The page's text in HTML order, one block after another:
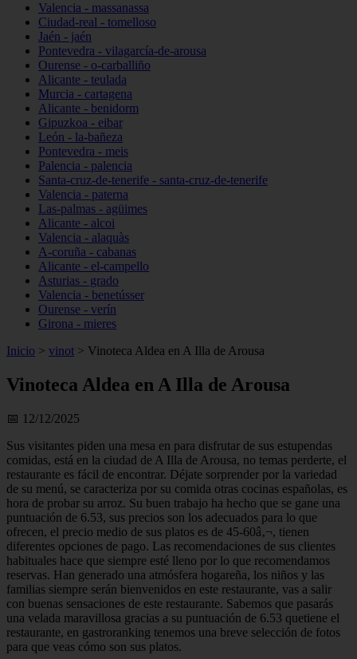
Valencia - massanassa
Ciudad-real - tomelloso
Jaén - jaén
Pontevedra - vilagarcía-de-arousa
Ourense - o-carballiño
Alicante - teulada
Murcia - cartagena
Alicante - benidorm
Gipuzkoa - eibar
León - la-bañeza
Pontevedra - meis
Palencia - palencia
Santa-cruz-de-tenerife - santa-cruz-de-tenerife
Valencia - paterna
Las-palmas - agüimes
Alicante - alcoi
Valencia - alaquàs
A-coruña - cabanas
Alicante - el-campello
Asturias - grado
Valencia - benetússer
Ourense - verín
Girona - mieres
Inicio > vinot > Vinoteca Aldea en A Illa de Arousa
Vinoteca Aldea en A Illa de Arousa
📅 12/12/2025
Sus visitantes piden una mesa en para disfrutar de sus estupendas
comidas, está en la ciudad de A Illa de Arousa, no temas perderte, el
restaurante es fácil de encontrar. Déjate sorprender por la variedad
de su menú, se caracteriza por su comida otras cocinas españolas, es
hora de probar su arroz. Su buen trabajo ha hecho que se gane una
puntuación de 6.53, sus precios son los adecuados para lo que
ofrecen, el precio medio de sus platos es de 45-60â‚¬, tienen
diferentes opciones de pago. Las recomendaciones de sus clientes
habituales hace que siempre esté lleno por lo que recomendamos
reservas. Han generado una atmósfera hogareña, los niños y las
familias siempre serán bienvenidos en este restaurante, vas a salir
con buenas sensaciones de este restaurante. Sabemos que pasarás
una velada maravillosa gracias a su puntuación de 6.53 quetiene el
restaurante, en gastroranking tenemos una breve selección de fotos
para que veas cómo son sus platos.